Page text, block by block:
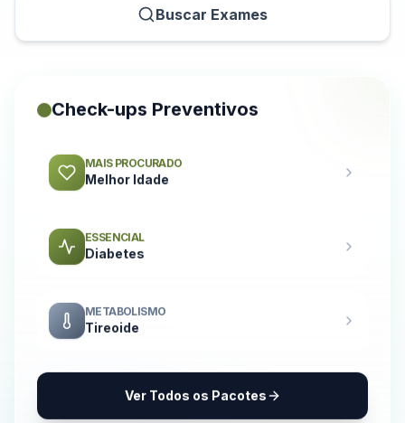
Buscar Exames
Check-ups Preventivos
MAIS PROCURADO
Melhor Idade
ESSENCIAL
Diabetes
METABOLISMO
Tireoide
Ver Todos os Pacotes